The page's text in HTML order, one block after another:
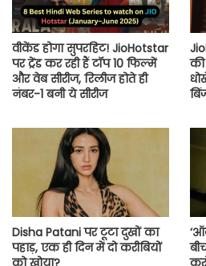
वीकेंड होगा सुपरहिट! JioHotstar
पर ट्रेंड कर रही हैं टॉप 10 फिल्में
और वेब सीरीज, रिलीज होते ही
नंबर-1 बनी ये सीरीज
की
Disha Patani पर टूटा दुखों का
पहाड़, एक ही दिन में दो करीबियों